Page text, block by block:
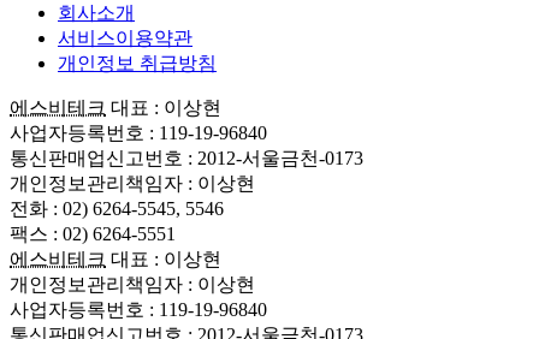
회사소개
서비스이용약관
개인정보 취급방침
에스비테크 대표 : 이상현
사업자등록번호 : 119-19-96840
통신판매업신고번호 : 2012-서울금천-0173
개인정보관리책임자 : 이상현
전화 : 02) 6264-5545, 5546
팩스 : 02) 6264-5551
에스비테크 대표 : 이상현
개인정보관리책임자 : 이상현
사업자등록번호 : 119-19-96840
통신판매업신고번호 : 2012-서울금천-0173